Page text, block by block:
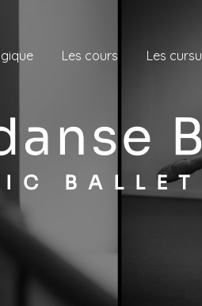
Les cours Les